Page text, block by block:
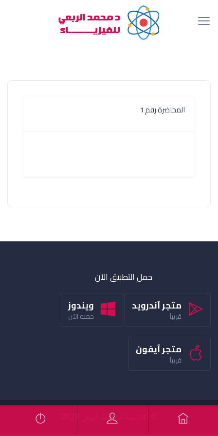
المحاضرة رقم 1
حمل التطبيق الآن
متجر آندرويد
قريباً
ويندوز
حمله الآن
متجر آيفون
قريباً
© أكاديمية د محمد الربعي 2020